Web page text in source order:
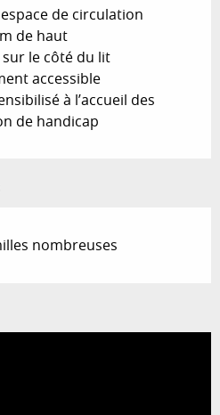
de circulation
de haut
le côté du lit
accessible
à l’accueil des
de handicap
nombreuses